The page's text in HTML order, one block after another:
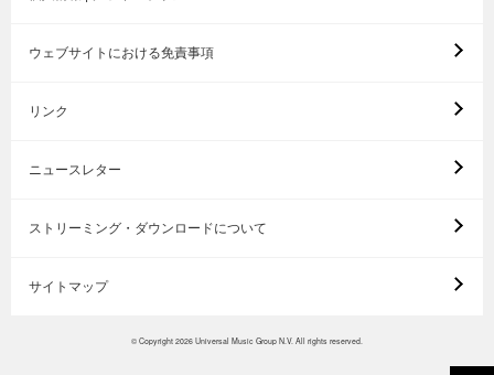
ウェブサイトにおける免責事項
リンク
ニュースレター
ストリーミング・ダウンロードについて
サイトマップ
© Copyright 2026 Universal Music Group N.V. All rights reserved.